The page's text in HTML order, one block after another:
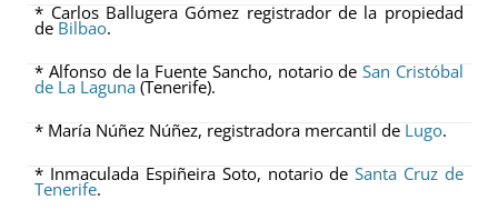
* Carlos Ballugera Gómez registrador de la propiedad
de Bilbao.
* Alfonso de la Fuente Sancho, notario deSan Cristóbal
de La Laguna(Tenerife).
* María Núñez Núñez, registradora mercantil de Lugo.
* Inmaculada Espiñeira Soto, notario deSanta Cruz de
Tenerife.